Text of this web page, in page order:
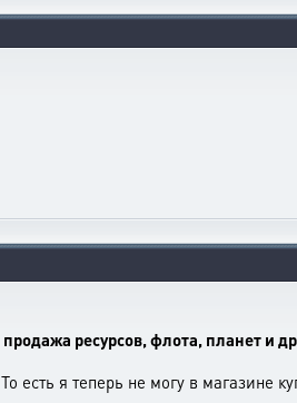
ресурсов, флота, планет и
я теперь не могу в магазине